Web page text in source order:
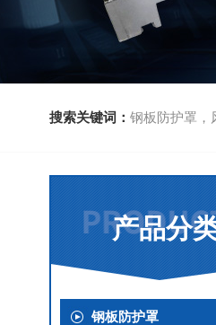
搜索关键词： 钢板防护罩，
产品分
钢板防护罩